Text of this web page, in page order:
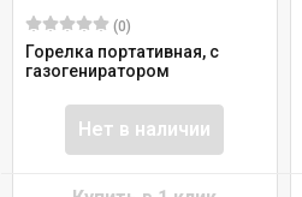
(0)
Горелка портативная, с
газогениратором
Нет в наличии